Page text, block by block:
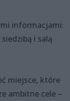
informacjami:
i salą
miejsce, które
ambitne cele –